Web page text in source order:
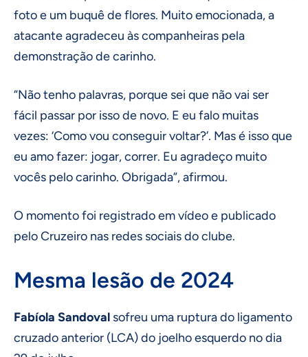
foto e um buquê de flores. Muito emocionada, a
atacante agradeceu às companheiras pela
demonstração de carinho.
“Não tenho palavras, porque sei que não vai ser
fácil passar por isso de novo. E eu falo muitas
vezes: ‘Como vou conseguir voltar?’. Mas é isso que
eu amo fazer: jogar, correr. Eu agradeço muito
vocês pelo carinho. Obrigada”, afirmou.
O momento foi registrado em vídeo e publicado
pelo Cruzeiro nas redes sociais do clube.
Mesma lesão de 2024
Fabíola Sandoval sofreu uma ruptura do ligamento
cruzado anterior (LCA) do joelho esquerdo no dia